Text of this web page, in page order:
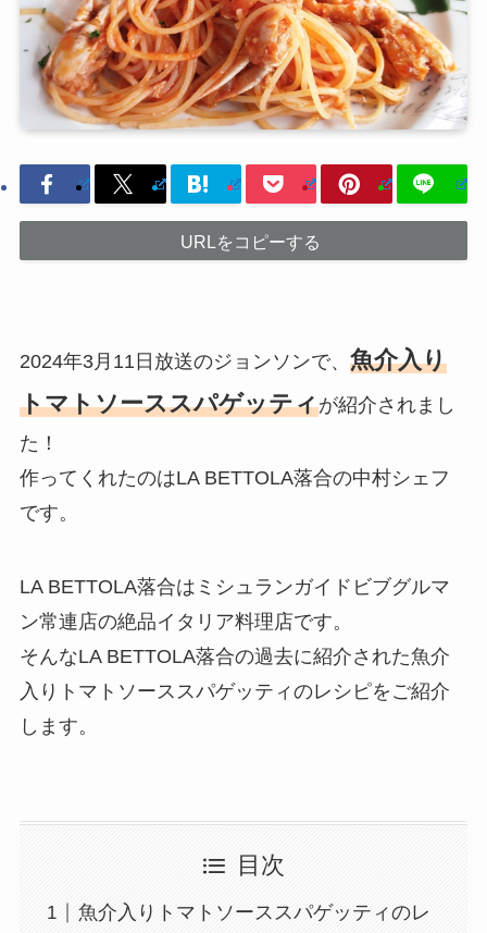
URLをコピーする
2024年3月11日放送のジョンソンで、 魚介入り
トマトソーススパゲッティが紹介されまし
た！
作ってくれたのはLA BETTOLA落合の中村シェフ
です。
LA BETTOLA落合はミシュランガイドビブグルマ
ン常連店の絶品イタリア料理店です。
そんなLA BETTOLA落合の過去に紹介された魚介
入りトマトソーススパゲッティのレシピをご紹介
します。
目次
魚介入りトマトソーススパゲッティのレ